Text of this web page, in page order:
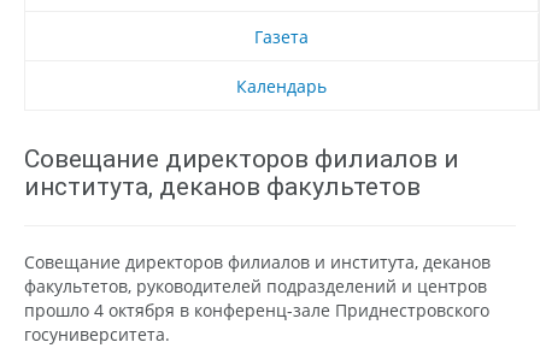
Газета
Календарь
Совещание директоров филиалов и
института, деканов факультетов
Совещание директоров филиалов и института, деканов
факультетов, руководителей подразделений и центров
прошло 4 октября в конференц-зале Приднестровского
госуниверситета.